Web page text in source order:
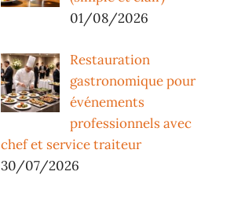
01/08/2026
Restauration
gastronomique pour
événements
professionnels avec
chef et service traiteur
30/07/2026